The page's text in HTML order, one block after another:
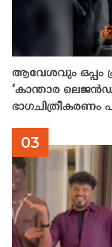
ആവേശവും ഒപ്പം
‘കാന്താര
ഭാഗചിത്രീകരണം